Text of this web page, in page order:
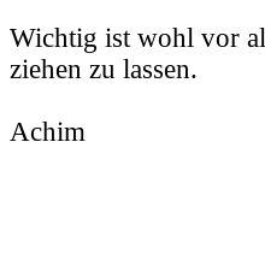
Wichtig ist wohl vor
ziehen zu lassen.
Achim